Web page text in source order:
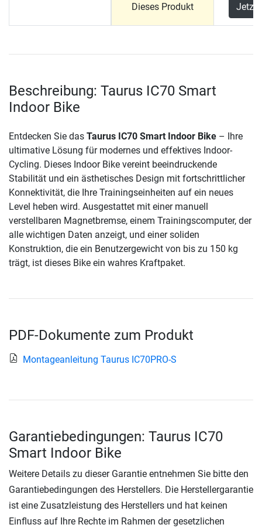
Dieses Produkt Jetzt
Beschreibung: Taurus IC70 Smart
Indoor Bike
Entdecken Sie das Taurus IC70 Smart Indoor Bike – Ihre
ultimative Lösung für modernes und effektives Indoor-
Cycling. Dieses Indoor Bike vereint beeindruckende
Stabilität und ein ästhetisches Design mit fortschrittlicher
Konnektivität, die Ihre Trainingseinheiten auf ein neues
Level heben wird. Ausgestattet mit einer manuell
verstellbaren Magnetbremse, einem Trainingscomputer, der
alle wichtigen Daten anzeigt, und einer soliden
Konstruktion, die ein Benutzergewicht von bis zu 150 kg
trägt, ist dieses Bike ein wahres Kraftpaket.
PDF-Dokumente zum Produkt
Montageanleitung Taurus IC70PRO-S
Garantiebedingungen: Taurus IC70
Smart Indoor Bike
Weitere Details zu dieser Garantie entnehmen Sie bitte den
Garantiebedingungen des Herstellers. Die Herstellergarantie
ist eine Zusatzleistung des Herstellers und hat keinen
Einfluss auf Ihre Rechte im Rahmen der gesetzlichen